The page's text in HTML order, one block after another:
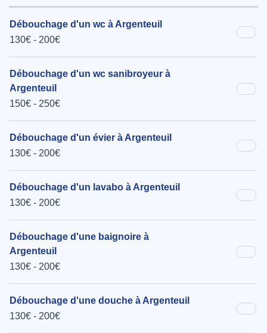
Débouchage d'un wc à Argenteuil
130€ - 200€
Débouchage d'un wc sanibroyeur à
Argenteuil
150€ - 250€
Débouchage d'un évier à Argenteuil
130€ - 200€
Débouchage d'un lavabo à Argenteuil
130€ - 200€
Débouchage d'une baignoire à
Argenteuil
130€ - 200€
Débouchage d'une douche à Argenteuil
130€ - 200€